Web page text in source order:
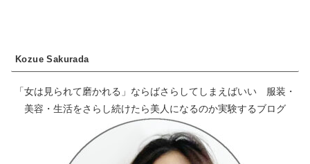
Kozue Sakurada
「女は見られて磨かれる」ならばさらしてしまえばいい 服装・
美容・生活をさらし続けたら美人になるのか実験するブログ